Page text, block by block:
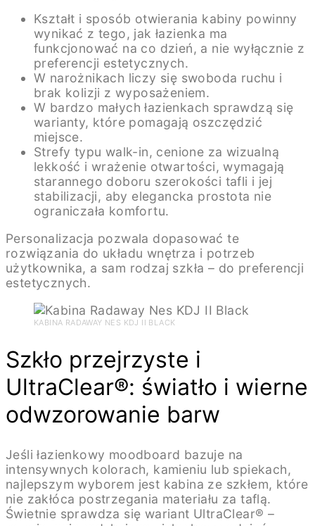
Kształt i sposób otwierania kabiny powinny
wynikać z tego, jak łazienka ma
funkcjonować na co dzień, a nie wyłącznie z
preferencji estetycznych.
W narożnikach liczy się swoboda ruchu i
brak kolizji z wyposażeniem.
W bardzo małych łazienkach sprawdzą się
warianty, które pomagają oszczędzić
miejsce.
Strefy typu walk-in, cenione za wizualną
lekkość i wrażenie otwartości, wymagają
starannego doboru szerokości tafli i jej
stabilizacji, aby elegancka prostota nie
ograniczała komfortu.
Personalizacja pozwala dopasować te
rozwiązania do układu wnętrza i potrzeb
użytkownika, a sam rodzaj szkła – do preferencji
estetycznych.
KABINA RADAWAY NES KDJ II BLACK
Szkło przejrzyste i
UltraClear®: światło i wierne
odwzorowanie barw
Jeśli łazienkowy moodboard bazuje na
intensywnych kolorach, kamieniu lub spiekach,
najlepszym wyborem jest kabina ze szkłem, które
nie zakłóca postrzegania materiału za taflą.
Świetnie sprawdza się wariant UltraClear® –